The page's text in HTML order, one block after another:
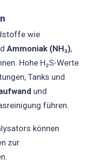
wie
Ammoniak (NH₃),
Hohe H₂S-Werte
Tanks und
und
führen.
können
zur